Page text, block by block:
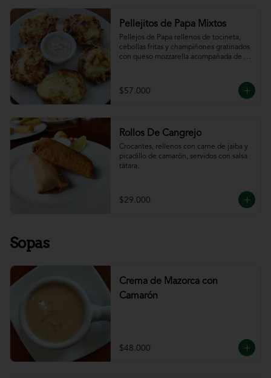
Pellejitos de Papa Mixtos
Pellejos de Papa rellenos de tocineta,
cebollas fritas y champiñones gratinados
con queso mozzarella acompañada de
$57.000
Rollos De Cangrejo
Crocantes, rellenos con carne de jaiba y
picadillo de camarón, servidos con salsa
tátara.
$29.000
Sopas
Crema de Mazorca con
Camarón
$48.000